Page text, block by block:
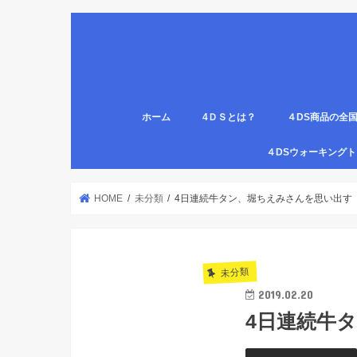
ホーム 4ＤＳとは？
医療従事者,学生のための語呂合わせ
４DS商品の全
４DSの公認ク
4DS腸腹ペタベ
４DS螺旋ソック
４DSウォーキン
HOME 未分類 4日連続牛タン、堀ちえみさんを思い出す
未分類
2019.02.20
4日連続牛